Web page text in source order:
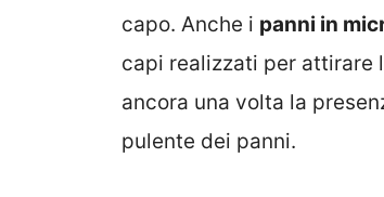
capo. Anche i panni in
capi realizzati per attirare
ancora una volta la
pulente dei panni.